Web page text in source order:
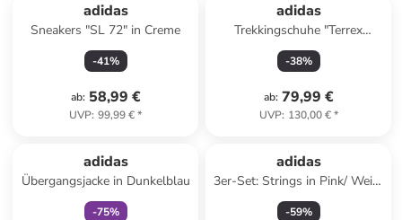
adidas
Sneakers "SL 72" in Creme
-41%
ab: 58,99 €
UVP: 99,99 €*
adidas
Trekkingschuhe "Terrex
Trailmaker 2 GTX" in Beige
-38%
ab: 79,99 €
UVP: 130,00 €*
adidas
Übergangsjacke in Dunkelblau
-75%
adidas
3er-Set: Strings in Pink/ Weiß/
Dunkelblau
-59%